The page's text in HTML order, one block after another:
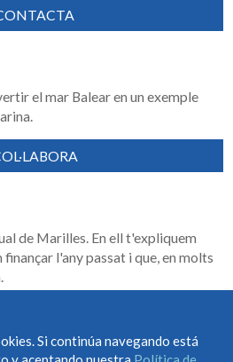
el mar Balear en un exemple
de Marilles. En ell t'expliquem
l'any passat i que, en molts
Si continúa navegando está